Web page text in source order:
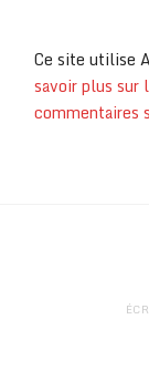
Ce site utilise
savoir plus sur
commentaires